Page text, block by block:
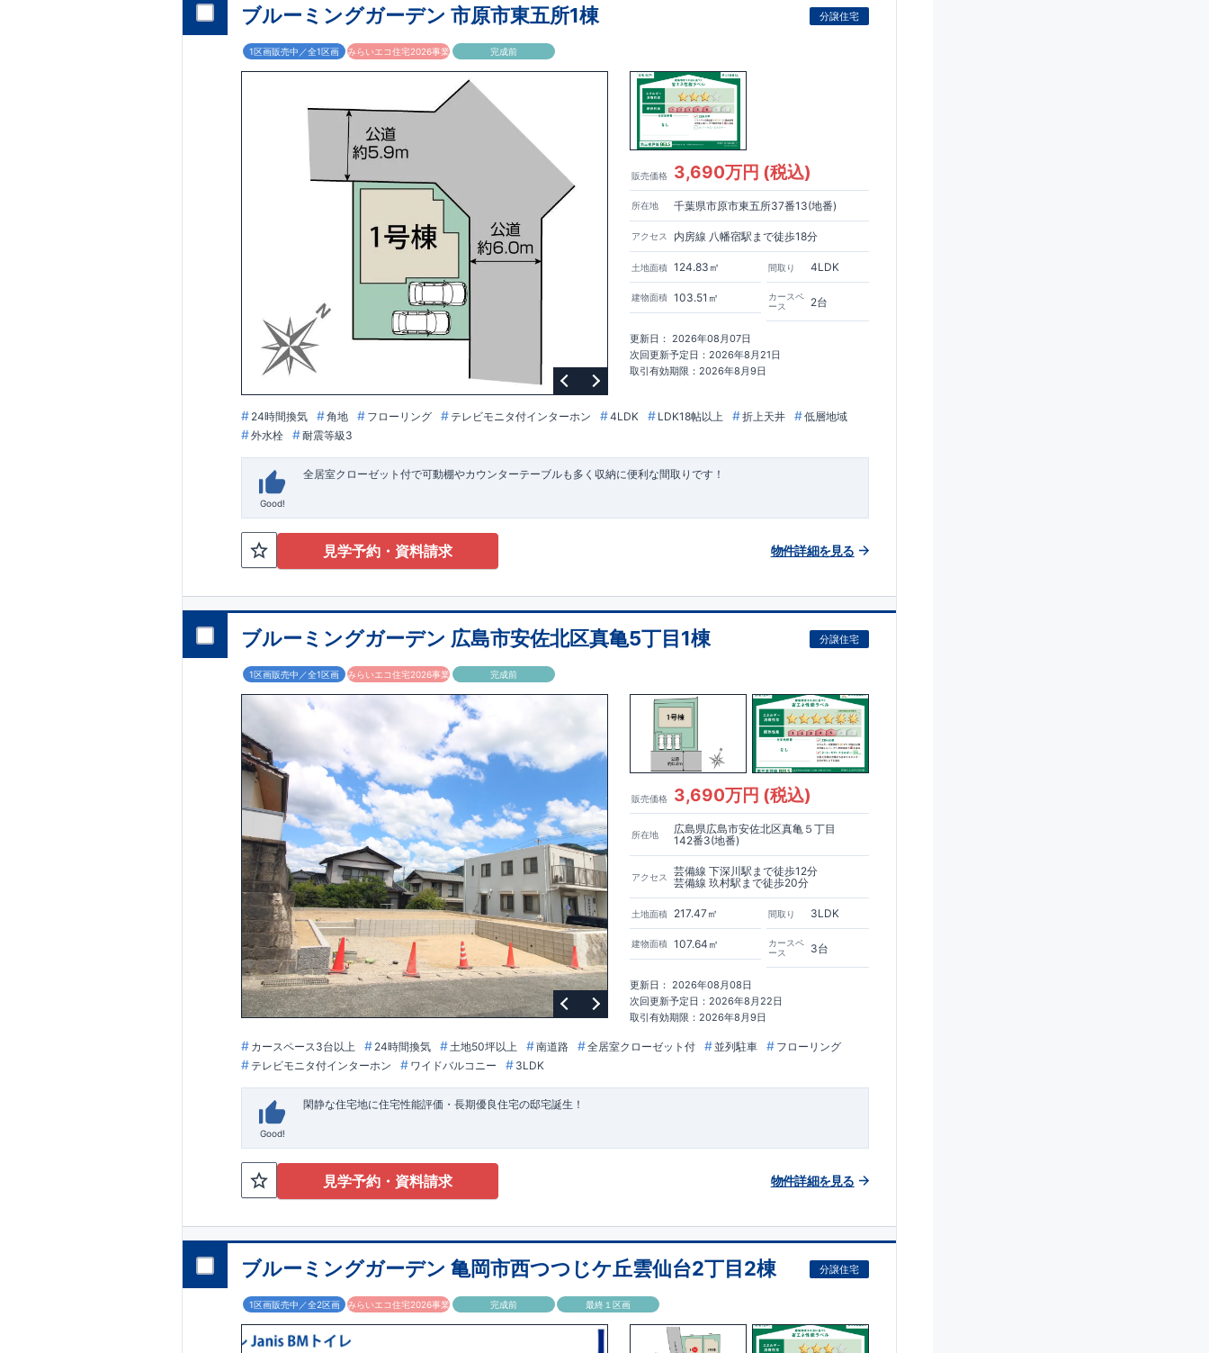
ブルーミングガーデン 市原市東五所1棟 分譲住宅
1区画販売中／全1区画 みらいエコ住宅2026事業 完成前
販売価格 3,690万円 (税込)
所在地 千葉県市原市東五所37番13(地番)
アクセス 内房線 八幡宿駅まで徒歩18分
土地面積 124.83㎡
建物面積 103.51㎡
間取り 4LDK
カースペ
ース
2台
更新日： 2026年08月07日
次回更新予定日：2026年8月21日
取引有効期限：2026年8月9日
24時間換気 角地 フローリング テレビモニタ付インターホン 4LDK LDK18帖以上 折上天井
低層地域
外水栓
耐震等級3
Good!
全居室クローゼット付で可動棚やカウンターテーブルも多く収納に便利な間取りです！
見学予約・資料請求 物件詳細を見る
ブルーミングガーデン 広島市安佐北区真亀5丁目1棟 分譲住宅
1区画販売中／全1区画 みらいエコ住宅2026事業 完成前
販売価格 3,690万円 (税込)
所在地
広島県広島市安佐北区真亀５丁目
142番3(地番)
アクセス
芸備線 下深川駅まで徒歩12分
芸備線 玖村駅まで徒歩20分
土地面積 217.47㎡
建物面積 107.64㎡
間取り 3LDK
カースペ
ース
3台
更新日： 2026年08月08日
次回更新予定日：2026年8月22日
取引有効期限：2026年8月9日
カースペース3台以上 24時間換気 土地50坪以上 南道路 全居室クローゼット付 並列駐車
フローリング
テレビモニタ付インターホン
ワイドバルコニー 3LDK
Good!
閑静な住宅地に住宅性能評価・長期優良住宅の邸宅誕生！
見学予約・資料請求 物件詳細を見る
ブルーミングガーデン 亀岡市西つつじケ丘雲仙台2丁目2棟 分譲住宅
1区画販売中／全2区画 みらいエコ住宅2026事業 完成前 最終１区画